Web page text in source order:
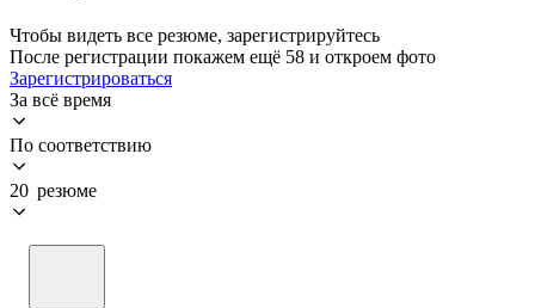
Чтобы видеть все резюме, зарегистрируйтесь
После регистрации покажем ещё 58 и откроем фото
Зарегистрироваться
За всё время
По соответствию
20 резюме